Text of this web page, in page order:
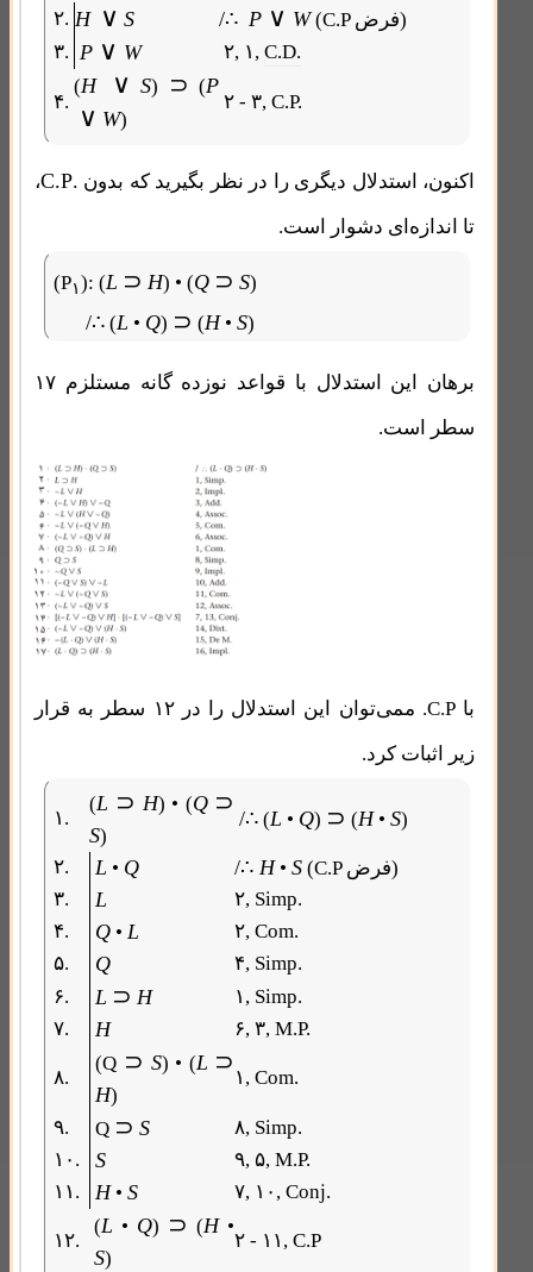
۲. H ∨ S /∴ P ∨ W
(C.P فرض)
۳. P ∨ W ۲, ۱,C.D.
۴.
(H ∨ S) ⊃ (P
∨ W)
۲ - ۳, C.P.
اکنون، استدلال دیگری را در نظر بگیرید که بدون .C.P
،
تا اندازه‌ای دشوار است.
(P۱):(L ⊃ H) • (Q ⊃ S)
/∴(L • Q) ⊃ (H• S)
برهان این استدلال با قواعد نوزده گانه مستلزم ۱۷
سطر است.
با C.P. ممی‌توان این استدلال را در ۱۲ سطر به قرار
زیر اثبات کرد.
۱.
(L ⊃ H) • (Q ⊃
S)
/∴ (L • Q) ⊃ (H•S)
۲. L • Q /∴H•S
(C.P فرض)
۳.
L
۲, Simp.
۴.
Q •L
۲, Com.
۵.
Q
۴, Simp.
۶.
L ⊃ H
۱, Simp.
۷.
H ۶, ۳, M.P.
۸.
(Q ⊃ S) • (L ⊃
H)
۱, Com.
۹. Q ⊃ S
۸, Simp.
۱۰.
S
۹, ۵, M.P.
۱۱.
H•S ۷, ۱۰, Conj.
۱۲.
(L • Q) ⊃ (H•
S)
۲ - ۱۱, C.P